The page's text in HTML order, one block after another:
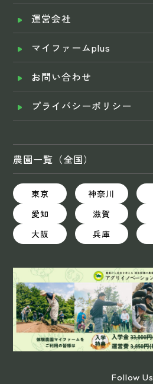
運営会社
マイファームplus
お問い合わせ
プライバシーポリシー
農園一覧（全国）
東京 神奈川
愛知
滋賀
大阪
兵庫
Follow Us